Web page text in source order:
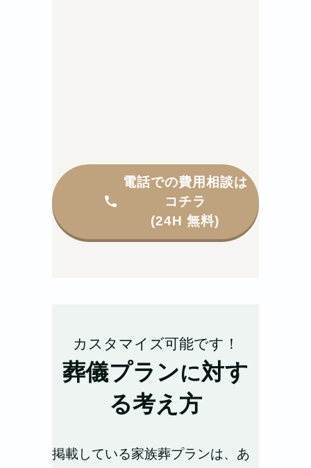
電話での費用相談は
コチラ
(24H 無料)
カスタマイズ可能です！
葬儀プランに対す
る考え方
掲載している家族葬プランは、あ